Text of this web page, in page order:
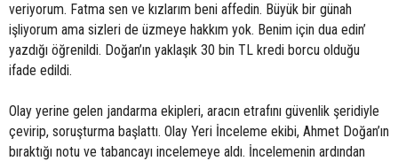
veriyorum. Fatma sen ve kızlarım beni affedin. Büyük bir günah
işliyorum ama sizleri de üzmeye hakkım yok. Benim için dua edin’
yazdığı öğrenildi. Doğan’ın yaklaşık 30 bin TL kredi borcu olduğu
ifade edildi.
Olay yerine gelen jandarma ekipleri, aracın etrafını güvenlik şeridiyle
çevirip, soruşturma başlattı. Olay Yeri İnceleme ekibi, Ahmet Doğan’ın
bıraktığı notu ve tabancayı incelemeye aldı. İncelemenin ardından